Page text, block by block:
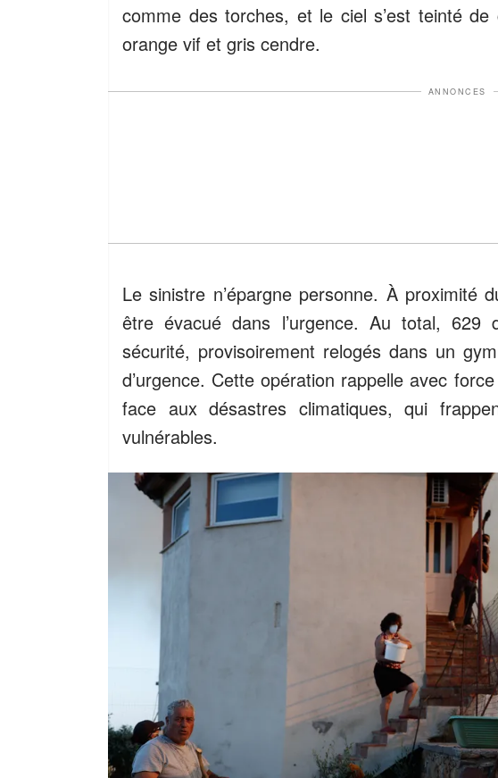
comme des torches, et le ciel s’est teinté
orange vif et gris cendre.
ANNONCES
Le sinistre n’épargne personne. À proximité
être évacué dans l’urgence. Au total, 629
sécurité, provisoirement relogés dans un
d’urgence. Cette opération rappelle avec
face aux désastres climatiques, qui
vulnérables.